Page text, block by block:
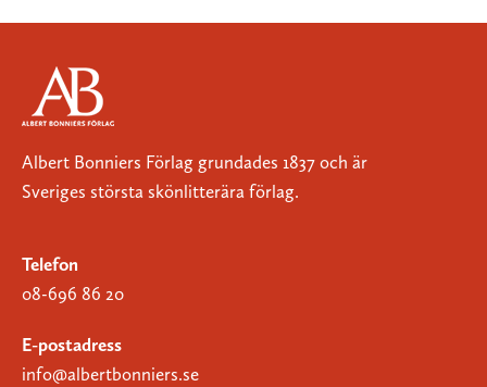
Albert Bonniers Förlag grundades 1837 och är
Sveriges största skönlitterära förlag.
Telefon
08-696 86 20
E-postadress
info@albertbonniers.se